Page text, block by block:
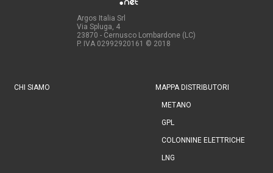
Argos Italia Srl
Via Spluga, 4
23870 - Cernusco Lombardone (LC)
P. IVA 02992920161 © 2018
CHI SIAMO MAPPA DISTRIBUTORI
METANO
GPL
COLONNINE ELETTRICHE
LNG